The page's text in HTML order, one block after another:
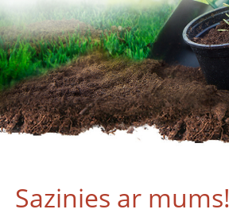
Sazinies ar mums!